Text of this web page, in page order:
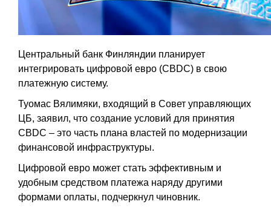
Центральный банк Финляндии планирует
интегрировать цифровой евро (CBDC) в свою
платежную систему.
Туомас Вялимяки, входящий в Совет управляющих
ЦБ, заявил, что создание условий для принятия
CBDC – это часть плана властей по модернизации
финансовой инфраструктуры.
Цифровой евро может стать эффективным и
удобным средством платежа наряду другими
формами оплаты, подчеркнул чиновник.